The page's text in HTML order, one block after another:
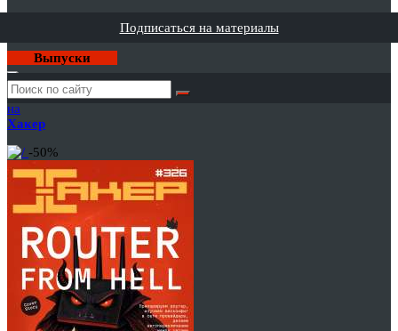
Подписаться на материалы
Выпуски
Годовая
подписка
на
Хакер
-50%